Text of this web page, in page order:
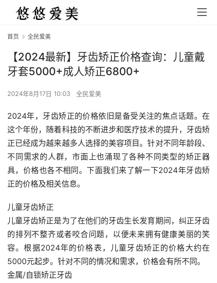
首页 全民爱美
【2024最新】牙齿矫正价格查询：儿童戴
牙套5000+成人矫正6800+
2024年8月17日 10:03 全民爱美
2024年，牙齿矫正的价格依旧是备受关注的焦点话题。在
这个年份，随着科技的不断进步和医疗技术的提升，牙齿矫
正已经成为越来越多人选择的美容项目。针对不同年龄段、
不同需求的人群，市面上也涌现了各种不同类型的矫正器
具，价格也各不相同。下面我们来了解一下2024年牙齿矫
正的价格及相关信息。
儿童牙齿矫正
儿童牙齿矫正是为了在他们的牙齿生长发育期间，纠正牙齿
的排列不整齐或者咬合问题，以便未来拥有健康美丽的笑
容。根据2024年的价格表，儿童牙齿矫正的价格大约在
5000元起步。针对不同的情况和需求，价格会有所不同。
金属/自锁矫正牙齿